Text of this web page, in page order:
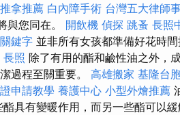
拿推薦 白內障手術 台灣五大律師
與您同在。 開飲機 偵探 跳蚤 長照
鍵字 並非所有女孩都準備好花時
長照 除了有用的酯和鹼性油之外，
過程至關重要。 高雄搬家 基隆台
申請教學 養護中心 小型外燴推薦
酯具有變暖作用，而另一些酯可以